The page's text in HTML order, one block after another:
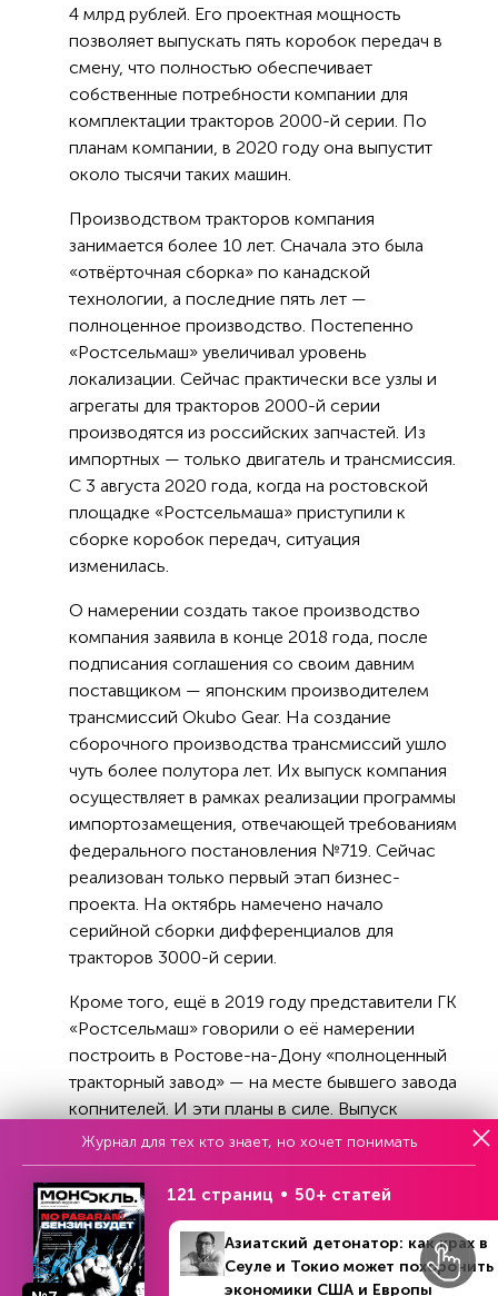
4 млрд рублей. Его проектная мощность
позволяет выпускать пять коробок передач в
смену, что полностью обеспечивает
собственные потребности компании для
комплектации тракторов 2000-й серии. По
планам компании, в 2020 году она выпустит
около тысячи таких машин.
Производством тракторов компания
занимается более 10 лет. Сначала это была
«отвёрточная сборка» по канадской
технологии, а последние пять лет —
полноценное производство. Постепенно
«Ростсельмаш» увеличивал уровень
локализации. Сейчас практически все узлы и
агрегаты для тракторов 2000-й серии
производятся из российских запчастей. Из
импортных — только двигатель и трансмиссия.
С 3 августа 2020 года, когда на ростовской
площадке «Ростсельмаша» приступили к
сборке коробок передач, ситуация
изменилась.
О намерении создать такое производство
компания заявила в конце 2018 года, после
подписания соглашения со своим давним
поставщиком — японским производителем
трансмиссий Okubo Gear. На создание
сборочного производства трансмиссий ушло
чуть более полутора лет. Их выпуск компания
осуществляет в рамках реализации программы
импортозамещения, отвечающей требованиям
федерального постановления №719. Сейчас
реализован только первый этап бизнес-
проекта. На октябрь намечено начало
серийной сборки дифференциалов для
тракторов 3000-й серии.
Кроме того, ещё в 2019 году представители ГК
«Ростсельмаш» говорили о её намерении
построить в Ростове-на-Дону «полноценный
тракторный завод» — на месте бывшего завода
копнителей. И эти планы в силе. Выпуск
коробок передач и строительство нового
завода — часть большой инвестпрограммы
«Ростсельмаша» стоимостью 17 млрд рублей.
По мнению замдиректора ассоциации
«Росспецмаш»Дениса Максимкина,
локализация такого важного узла, как
Журнал для тех кто знает, но хочет понимать
121 страниц 50+ статей
Азиатский детонатор: как крах в
Сеуле и Токио может похоронить
экономики США и Европы